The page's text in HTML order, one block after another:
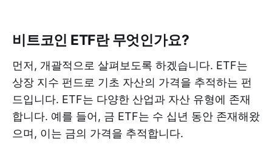
비트코인 ETF란 무엇인가요?
먼저, 개괄적으로 살펴보도록 하겠습니다. ETF는
상장 지수 펀드로 기초 자산의 가격을 추적하는 펀
드입니다. ETF는 다양한 산업과 자산 유형에 존재
합니다. 예를 들어, 금 ETF는 수 십년 동안 존재해왔
으며, 이는 금의 가격을 추적합니다.